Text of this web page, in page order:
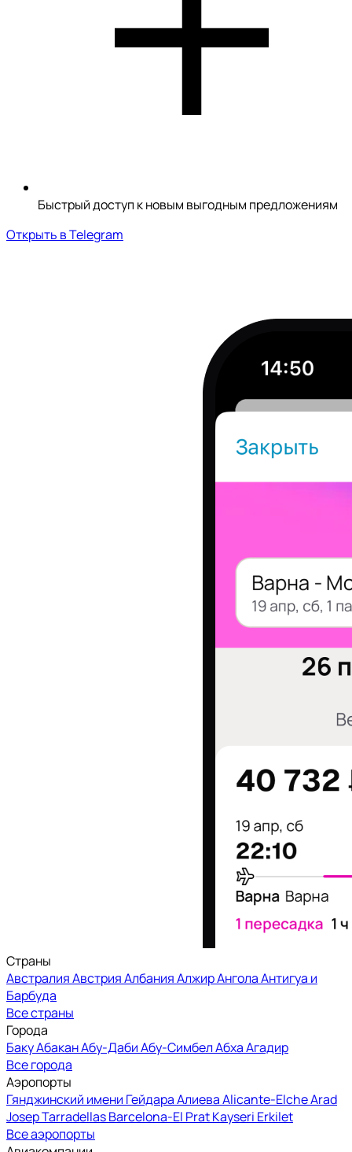
Быстрый доступ к новым выгодным предложениям
Открыть в Telegram
Страны
АвстралияАвстрияАлбанияАлжирАнголаАнтигуа и
Барбуда
Все страны
Города
БакуАбаканАбу-ДабиАбу-СимбелАбхаАгадир
Все города
Аэропорты
Гянджинский имени Гейдара АлиеваAlicante-ElcheArad
Josep Tarradellas Barcelona-El PratKayseri Erkilet
Все аэропорты